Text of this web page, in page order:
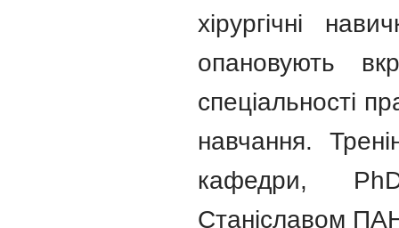
хірургічні
опановують
спеціальності
навчання.
кафедри,
Станіславом